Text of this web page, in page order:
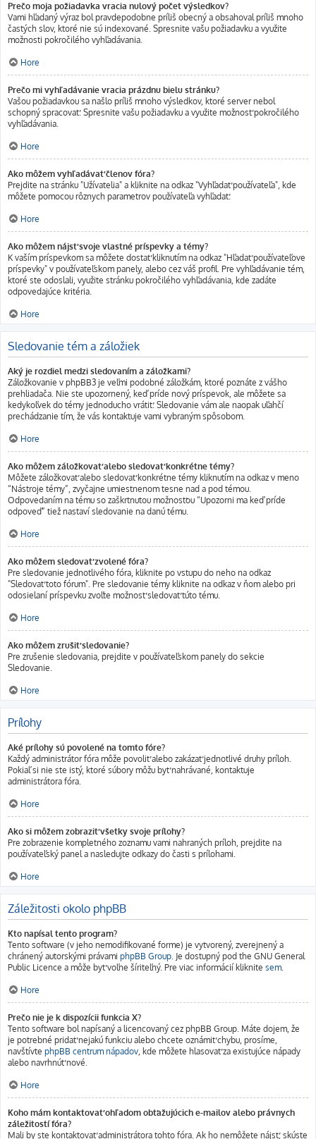
Prečo moja požiadavka vracia nulový počet výsledkov?
Vami hľadaný výraz bol pravdepodobne príliš obecný a obsahoval príliš mnoho
častých slov, ktoré nie sú indexované. Spresnite vašu požiadavku a využite
možnosti pokročilého vyhľadávania.
Hore
Prečo mi vyhľadávanie vracia prázdnu bielu stránku?
Vašou požiadavkou sa našlo príliš mnoho výsledkov, ktoré server nebol
schopný spracovať. Spresnite vašu požiadavku a využite možnosť pokročilého
vyhľadávania.
Hore
Ako môžem vyhľadávať členov fóra?
Prejdite na stránku "Užívatelia" a kliknite na odkaz "Vyhľadať používateľa", kde
môžete pomocou rôznych parametrov používateľa vyhľadať.
Hore
Ako môžem nájsť svoje vlastné príspevky a témy?
K vaším príspevkom sa môžete dostať kliknutím na odkaz "Hľadať používateľove
príspevky" v používateľskom panely, alebo cez váš profil. Pre vyhľadávanie tém,
ktoré ste odoslali, využite stránku pokročilého vyhľadávania, kde zadáte
odpovedajúce kritéria.
Hore
Sledovanie tém a záložiek
Aký je rozdiel medzi sledovaním a záložkami?
Záložkovanie v phpBB3 je veľmi podobné záložkám, ktoré poznáte z vášho
prehliadača. Nie ste upozornený, keď príde nový príspevok, ale môžete sa
kedykoľvek do témy jednoducho vrátiť. Sledovanie vám ale naopak uľahčí
prechádzanie tím, že vás kontaktuje vami vybraným spôsobom.
Hore
Ako môžem záložkovať alebo sledovať konkrétne témy?
Môžete záložkovať alebo sledovať konkrétne témy kliknutím na odkaz v meno
“Nástroje témy”, zvyčajne umiestnenom tesne nad a pod témou.
Odpovedaním na tému so zaškrtnutou možnosťou “Upozorni ma keď príde
odpoveď” tiež nastaví sledovanie na danú tému.
Hore
Ako môžem sledovať zvolené fóra?
Pre sledovanie jednotlivého fóra, kliknite po vstupu do neho na odkaz
"Sledovať toto fórum". Pre sledovanie témy kliknite na odkaz v ňom alebo pri
odosielaní príspevku zvoľte možnosť sledovať túto tému.
Hore
Ako môžem zrušiť sledovanie?
Pre zrušenie sledovania, prejdite v používateľskom panely do sekcie
Sledovanie.
Hore
Prílohy
Aké prílohy sú povolené na tomto fóre?
Každý administrátor fóra môže povoliť alebo zakázať jednotlivé druhy príloh.
Pokiaľ si nie ste istý, ktoré súbory môžu byť nahrávané, kontaktuje
administrátora fóra.
Hore
Ako si môžem zobraziť všetky svoje prílohy?
Pre zobrazenie kompletného zoznamu vami nahraných príloh, prejdite na
používateľský panel a nasledujte odkazy do časti s prílohami.
Hore
Záležitosti okolo phpBB
Kto napísal tento program?
Tento software (v jeho nemodifikované forme) je vytvorený, zverejnený a
chránený autorskými právami phpBB Group. Je dostupný pod the GNU General
Public Licence a môže byť voľne šíriteľný. Pre viac informácií kliknite sem.
Hore
Prečo nie je k dispozícii funkcia X?
Tento software bol napísaný a licencovaný cez phpBB Group. Máte dojem, že
je potrebné pridať nejakú funkciu alebo chcete oznámiť chybu, prosíme,
navštívte phpBB centrum nápadov, kde môžete hlasovať za existujúce nápady
alebo navrhnúť nové.
Hore
Koho mám kontaktovať ohľadom obťažujúcich e-mailov alebo právnych
záležitostí fóra?
Mali by ste kontaktovať administrátora tohto fóra. Ak ho nemôžete nájsť, skúste